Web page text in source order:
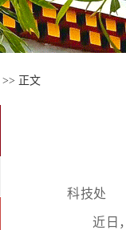
>> 正文
科技处
近日